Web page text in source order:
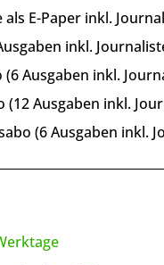
als E-Paper inkl.
inkl.
Ausgaben inkl.
(12 Ausgaben inkl.
(6 Ausgaben inkl.